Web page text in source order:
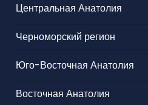
Центральная Анатолия
Черноморский регион
Юго-Восточная Анатолия
Восточная Анатолия